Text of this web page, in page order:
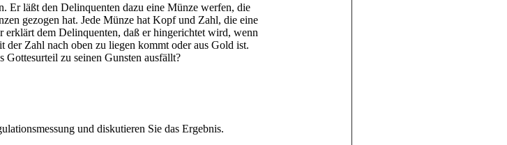
Er läßt den Delinquenten dazu eine Münze werfen, die
gezogen hat. Jede Münze hat Kopf und Zahl, die eine
erklärt dem Delinquenten, daß er hingerichtet wird, wenn
der Zahl nach oben zu liegen kommt oder aus Gold ist.
zu seinen Gunsten ausfällt?
und diskutieren Sie das Ergebnis.